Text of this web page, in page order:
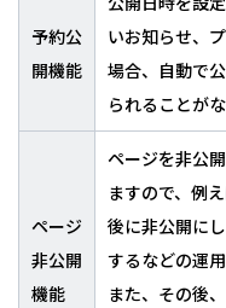
予約公
開機能
いお知らせ、
場合、自動で
られることが
ページ
非公開
機能
ページを非公
ますので、例
後に非公開に
するなどの運用
また、その後